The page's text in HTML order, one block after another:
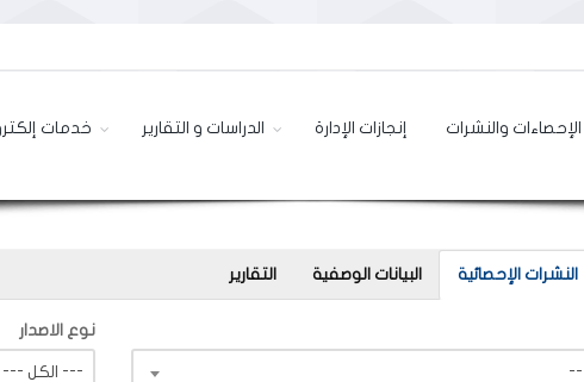
الإحصاءات والنشرات إنجازات الإدارة الدراسات و التقارير خدمات
النشرات الإحصائية البيانات الوصفية التقارير
نوع الاصدار
--- الكل ---